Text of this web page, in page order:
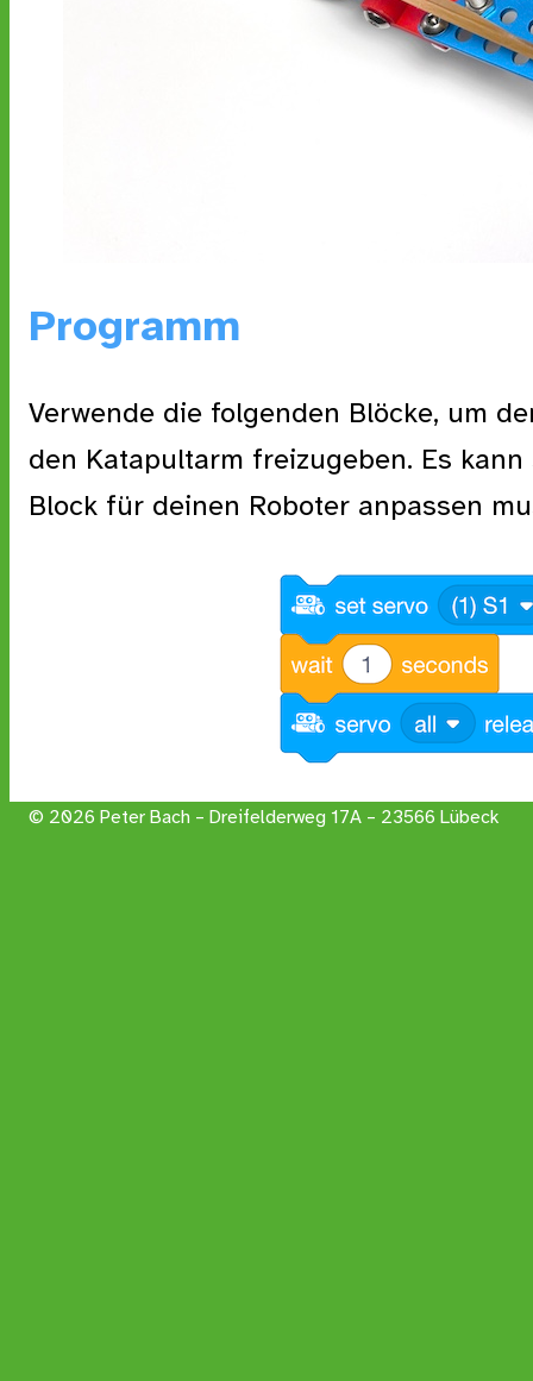
Programm
Verwende die folgenden Blöcke, um
den Katapultarm freizugeben. Es
Block für deinen Roboter anpassen
© 2026 Peter Bach – Dreifelderweg 17A – 23566 Lübeck